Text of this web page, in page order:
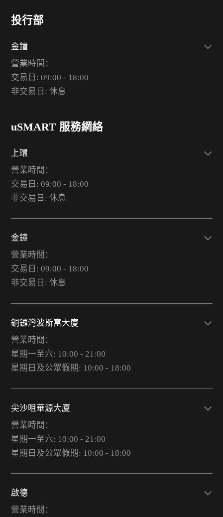
投行部
金鐘
營業時間：
交易日: 09:00 - 18:00
非交易日: 休息
uSMART 服務網絡
上環
營業時間：
交易日: 09:00 - 18:00
非交易日: 休息
金鐘
營業時間：
交易日: 09:00 - 18:00
非交易日: 休息
銅鑼灣波斯富大廈
營業時間：
星期一至六: 10:00 - 21:00
星期日及公眾假期: 10:00 - 18:00
尖沙咀華源大廈
營業時間：
星期一至六: 10:00 - 21:00
星期日及公眾假期: 10:00 - 18:00
啟德
營業時間：